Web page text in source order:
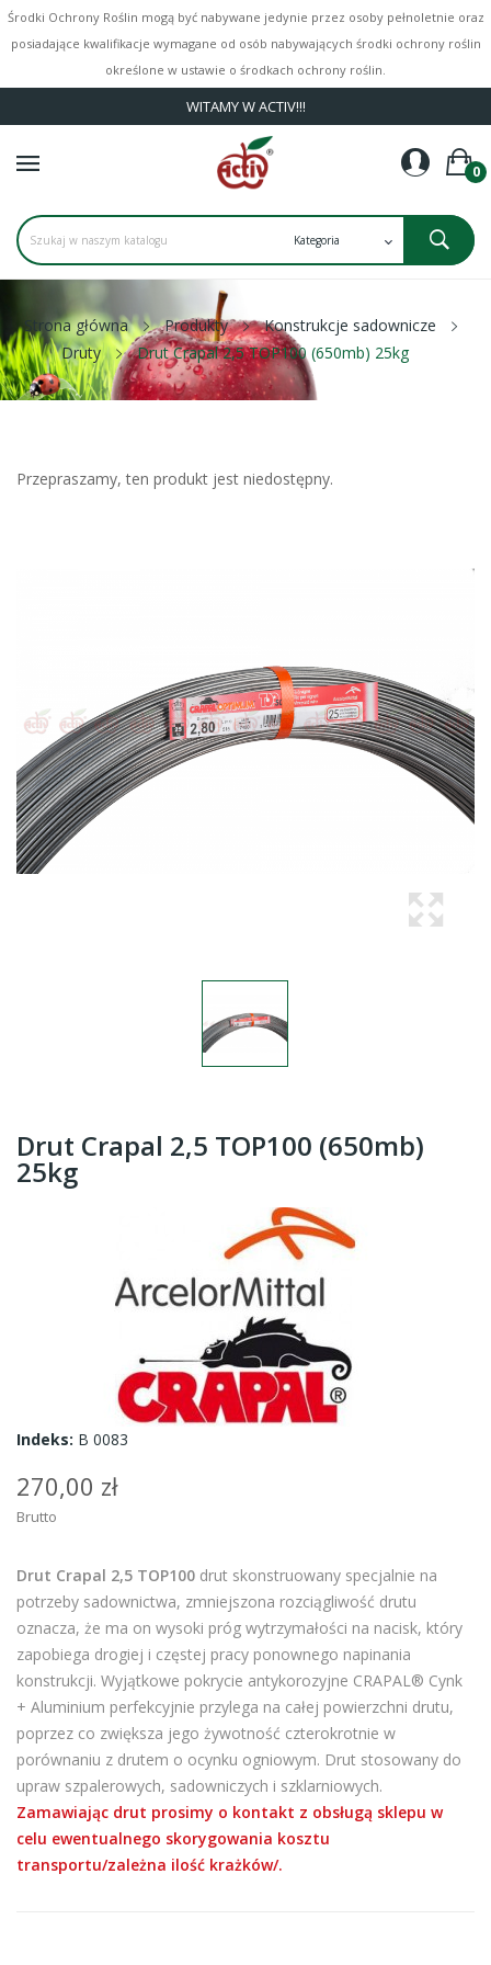
Środki Ochrony Roślin mogą być nabywane jedynie przez osoby pełnoletnie oraz
posiadające kwalifikacje wymagane od osób nabywających środki ochrony roślin
określone w ustawie o środkach ochrony roślin.
WITAMY W ACTIV!!!
0
Strona główna Produkty
Konstrukcje sadownicze
Druty
Drut Crapal 2,5 TOP100 (650mb) 25kg
Przepraszamy, ten produkt jest niedostępny.
Drut Crapal 2,5 TOP100 (650mb)
25kg
Indeks: B 0083
270,00 zł
Brutto
Drut Crapal 2,5 TOP100 drut skonstruowany specjalnie na
potrzeby sadownictwa, zmniejszona rozciągliwość drutu
oznacza, że ma on wysoki próg wytrzymałości na nacisk, który
zapobiega drogiej i częstej pracy ponownego napinania
konstrukcji. Wyjątkowe pokrycie antykorozyjne CRAPAL® Cynk
+ Aluminium perfekcyjnie przylega na całej powierzchni drutu,
poprzez co zwiększa jego żywotność czterokrotnie w
porównaniu z drutem o ocynku ogniowym. Drut stosowany do
upraw szpalerowych, sadowniczych i szklarniowych.
Zamawiając drut prosimy o kontakt z obsługą sklepu w
celu ewentualnego skorygowania kosztu
transportu/zależna ilość krażków/.